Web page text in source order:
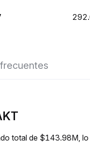
total de $143.98M, lo